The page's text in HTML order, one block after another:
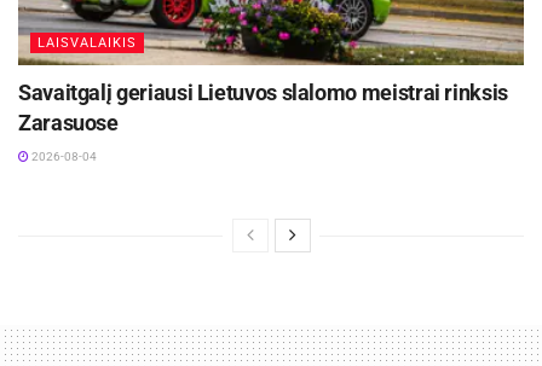
LAISVALAIKIS
Savaitgalį geriausi Lietuvos slalomo meistrai rinksis
Zarasuose
2026-08-04